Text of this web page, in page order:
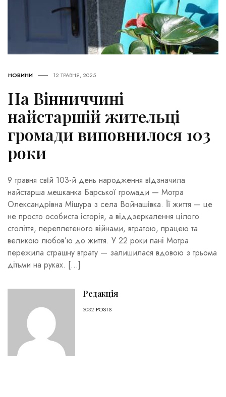
НОВИНИ 12 ТРАВНЯ, 2025
На Вінниччині
найстаршій жительці
громади виповнилося 103
роки
9 травня свій 103-й день народження відзначила
найстарша мешканка Барської громади — Мотра
Олександрівна Мішура з села Войнашівка. Її життя — це
не просто особиста історія, а віддзеркалення цілого
століття, переплетеного війнами, втратою, працею та
великою любов’ю до життя. У 22 роки пані Мотра
пережила страшну втрату — залишилася вдовою з трьома
дітьми на руках. […]
Редакція
3032 POSTS